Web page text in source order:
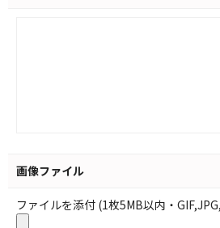
画像ファイル
ファイルを添付 (1枚5MB以内・